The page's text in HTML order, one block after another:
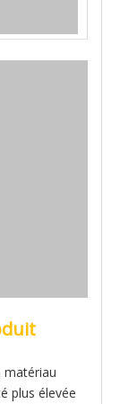
matériau
plus élevée